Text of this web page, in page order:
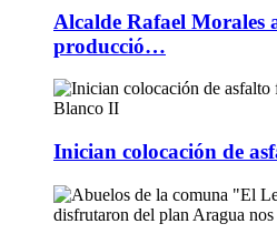
Alcalde Rafael Morales
producció…
Inician colocación de